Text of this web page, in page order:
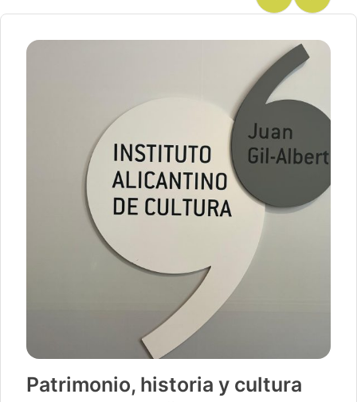
Patrimonio, historia y cultura